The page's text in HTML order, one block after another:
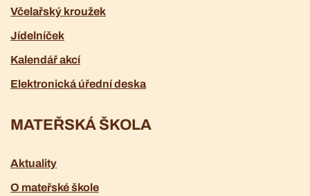
Včelařský kroužek
Jídelníček
Kalendář akcí
Elektronická úřední deska
MATEŘSKÁ ŠKOLA
Aktuality
O mateřské škole